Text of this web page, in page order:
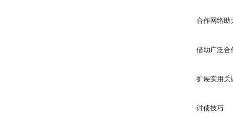
合作网络助
借助广泛合作
扩展实用关
讨债技巧